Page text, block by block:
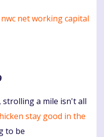
nwc net working capital
a mile isn't all
stay good in the
to be